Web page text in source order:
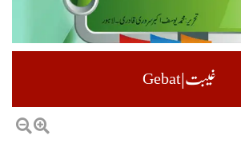
غیبت|Gebat